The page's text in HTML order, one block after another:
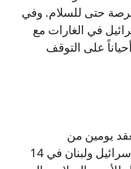
فرصة حتى للسلام. وفي
في الغارات مع
على التوقف
يومين من
المفاوضات المكثفة بين حكومتي اسرائيل ولبنان في 14